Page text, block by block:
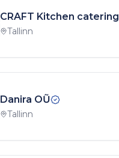
CRAFT Kitchen catering
Tallinn
Danira OŨ
Tallinn